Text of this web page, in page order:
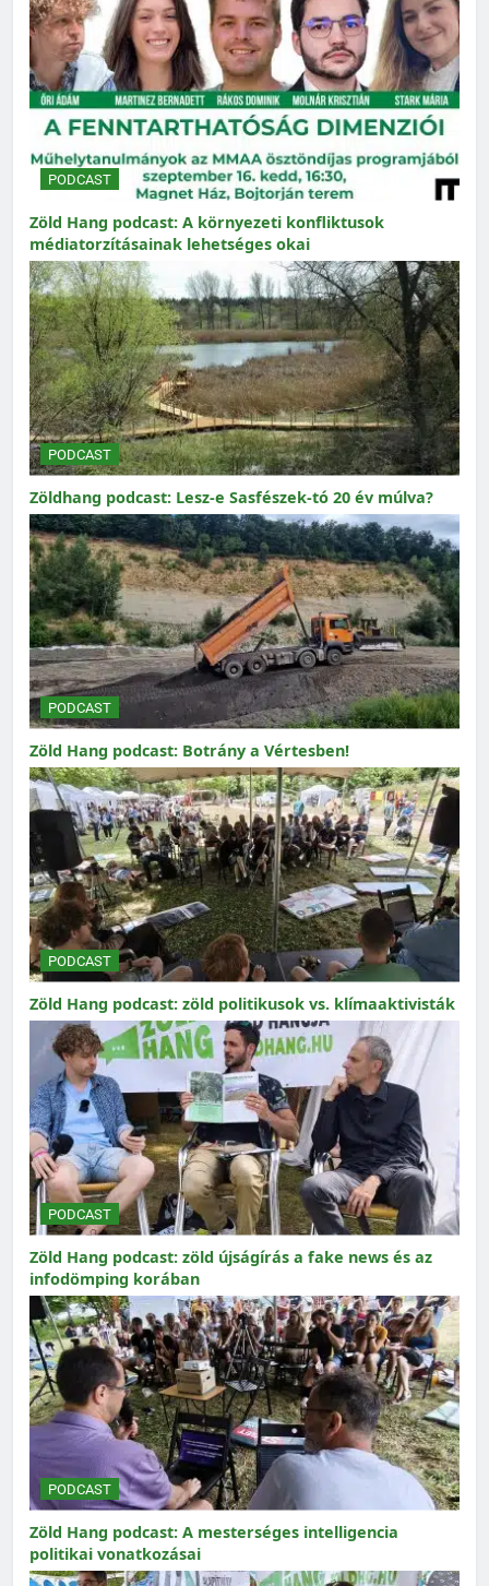
PODCAST
Zöld Hang podcast: A környezeti konfliktusok
médiatorzításainak lehetséges okai
PODCAST
Zöldhang podcast: Lesz-e Sasfészek-tó 20 év múlva?
PODCAST
Zöld Hang podcast: Botrány a Vértesben!
PODCAST
Zöld Hang podcast: zöld politikusok vs. klímaaktivisták
PODCAST
Zöld Hang podcast: zöld újságírás a fake news és az
infodömping korában
PODCAST
Zöld Hang podcast: A mesterséges intelligencia
politikai vonatkozásai